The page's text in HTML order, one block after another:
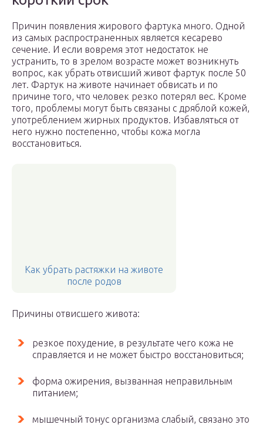
Причин появления жирового фартука много. Одной
из самых распространенных является кесарево
сечение. И если вовремя этот недостаток не
устранить, то в зрелом возрасте может возникнуть
вопрос, как убрать отвисший живот фартук после 50
лет. Фартук на животе начинает обвисать и по
причине того, что человек резко потерял вес. Кроме
того, проблемы могут быть связаны с дряблой кожей,
употреблением жирных продуктов. Избавляться от
него нужно постепенно, чтобы кожа могла
восстановиться.
Как убрать растяжки на животе
после родов
Причины отвисшего живота:
резкое похудение, в результате чего кожа не
справляется и не может быстро восстановиться;
форма ожирения, вызванная неправильным
питанием;
мышечный тонус организма слабый, связано это